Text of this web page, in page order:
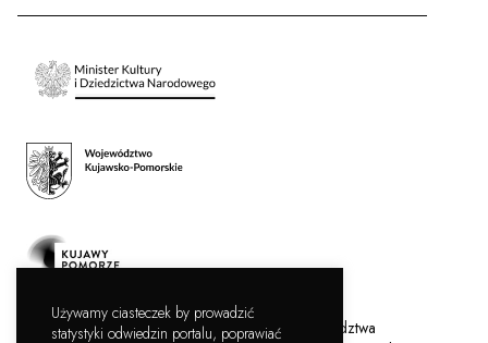
Filharmonia Pomorska jest instytucją kultury Województwa
Używamy ciasteczek by prowadzić
statystyki odwiedzin portalu, poprawiać